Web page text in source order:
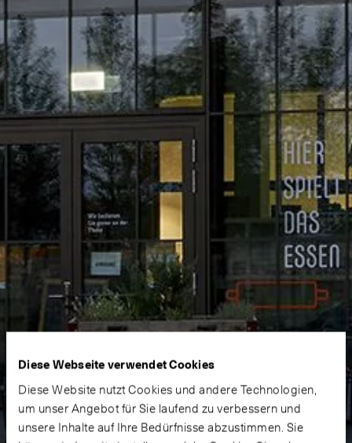
Diese Webseite verwendet Cookies
Diese Website nutzt Cookies und andere Technologien,
um unser Angebot für Sie laufend zu verbessern und
unsere Inhalte auf Ihre Bedürfnisse abzustimmen. Sie